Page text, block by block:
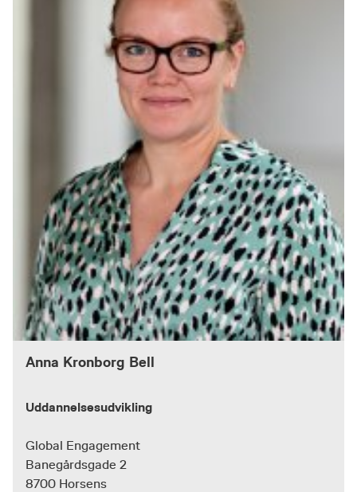
Anna Kronborg Bell
Uddannelsesudvikling
Global Engagement
Banegårdsgade 2
8700 Horsens